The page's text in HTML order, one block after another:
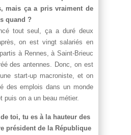
mais ça a pris vraiment de
quand ?
tout seul, ça a duré deux
on est vingt salariés en
à Rennes, à Saint-Brieuc
des antennes. Donc, on est
start-up macroniste, et on
des emplois dans un monde
puis on a un beau métier.
toi, tu es à la hauteur des
président de la République